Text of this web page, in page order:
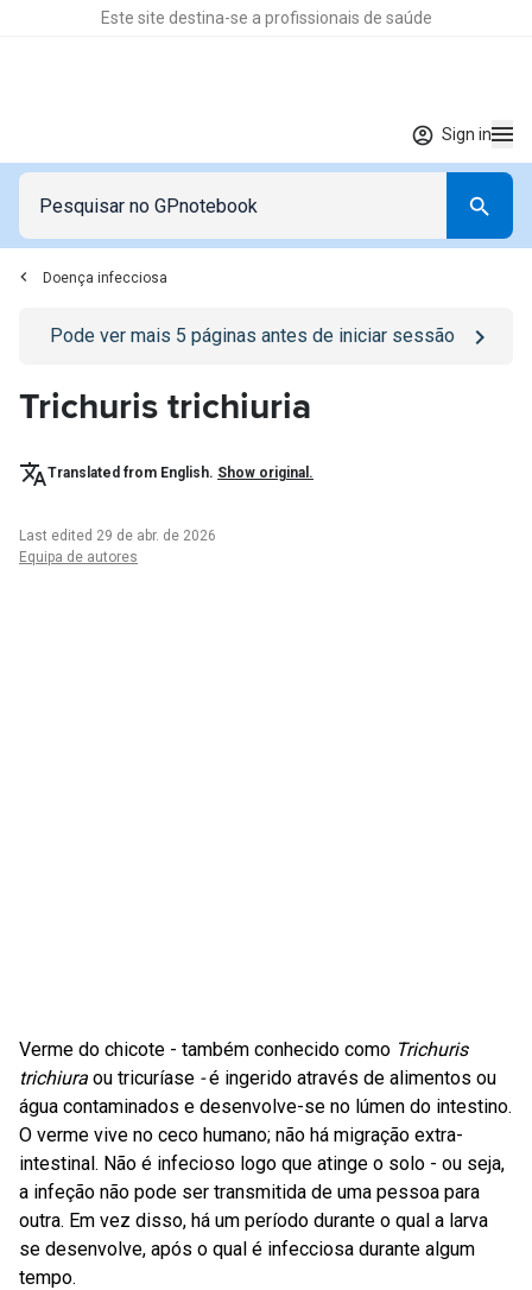
Este site destina-se a profissionais de saúde
Sign in
Doença infecciosa
Go to/sign-inpage
Pode ver mais 5 páginas antes de iniciar sessão
Trichuris trichiuria
Translated from English. Show original.
Last edited 29 de abr. de 2026
Equipa de autores
Verme do chicote - também conhecido como Trichuris
trichiura ou tricuríase -é ingerido através de alimentos ou
água contaminados e desenvolve-se no lúmen do intestino.
O verme vive no ceco humano; não há migração extra-
intestinal. Não é infecioso logo que atinge o solo - ou seja,
a infeção não pode ser transmitida de uma pessoa para
outra. Em vez disso, há um período durante o qual a larva
se desenvolve, após o qual é infecciosa durante algum
tempo.